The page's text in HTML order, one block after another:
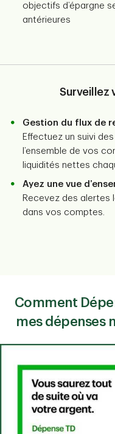
objectifs d’épargne
antérieures
Surveillez
Gestion du flux de
Effectuez un suivi
l’ensemble de vos
liquidités nettes
Ayez une vue
Recevez des
dans vos comptes.
Comment
mes dépenses